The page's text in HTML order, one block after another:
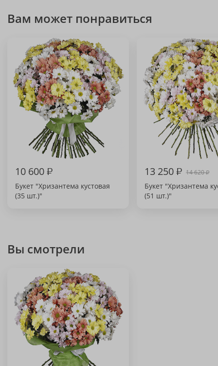
Вам может понравиться
10 600₽
Букет "Хризантема кустовая
(35 шт.)"
13 250₽ 14 620₽
Букет "Хризантема
(51 шт.)"
Вы смотрели